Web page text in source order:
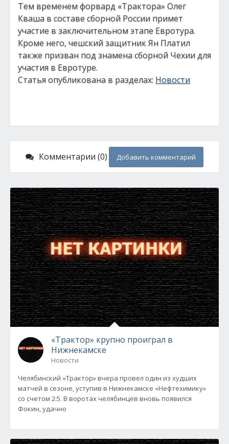
Тем временем форвард «Трактора» Олег
Кваша в составе сборной России примет
участие в заключительном этапе Евротура.
Кроме него, чешский защитник Ян Платил
также призван под знамена сборной Чехии для
участия в Евротуре.
Статья опубликована в разделах: Новости
Комментарии (0) Добавить комментарий
«Трактор» крупно проиграл в
Нижнекамске
Новости
Челябинский «Трактор» вчера провел один из худших
матчей в сезоне, уступив в Нижнекамске «Нефтехимику»
со счетом 2:5. В воротах челябинцев вновь появился
Фокин, удачно